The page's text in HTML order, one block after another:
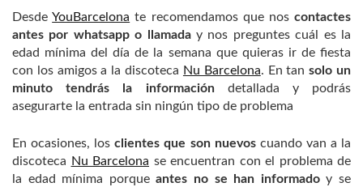
DesdeYouBarcelona te recomendamos que noscontactes
antes por whatsapp o llamaday nos preguntes cuál es la
edad mínima del día de la semana que quieras ir de fiesta
con los amigos a la discoteca Nu Barcelona. En tansolo un
minuto tendrás la informacióndetallada y podrás
asegurarte la entrada sin ningún tipo de problema
En ocasiones, losclientes que son nuevoscuando van a la
discoteca Nu Barcelona se encuentran con el problema de
la edad mínima porqueantes no se han informadoy se